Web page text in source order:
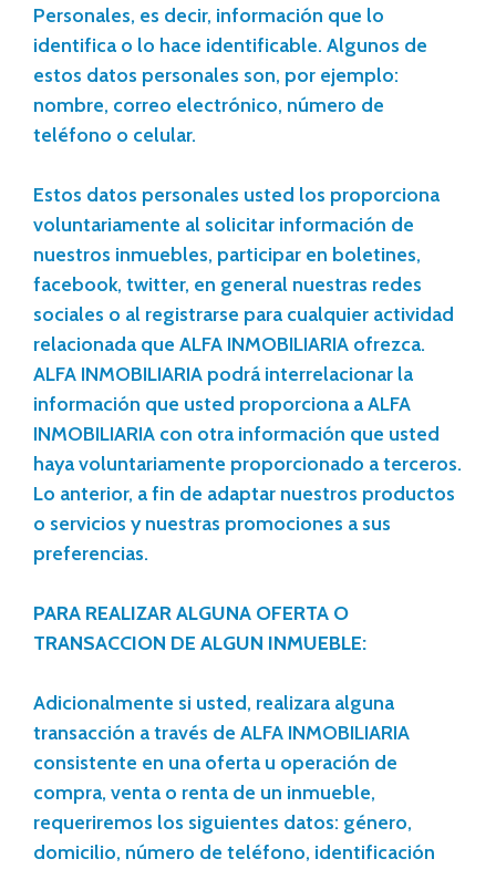
Personales, es decir, información que lo
identifica o lo hace identificable. Algunos de
estos datos personales son, por ejemplo:
nombre, correo electrónico, número de
teléfono o celular.
Estos datos personales usted los proporciona
voluntariamente al solicitar información de
nuestros inmuebles, participar en boletines,
facebook, twitter, en general nuestras redes
sociales o al registrarse para cualquier actividad
relacionada que ALFA INMOBILIARIA ofrezca.
ALFA INMOBILIARIA podrá interrelacionar la
información que usted proporciona a ALFA
INMOBILIARIA con otra información que usted
haya voluntariamente proporcionado a terceros.
Lo anterior, a fin de adaptar nuestros productos
o servicios y nuestras promociones a sus
preferencias.
PARA REALIZAR ALGUNA OFERTA O
TRANSACCION DE ALGUN INMUEBLE:
Adicionalmente si usted, realizara alguna
transacción a través de ALFA INMOBILIARIA
consistente en una oferta u operación de
compra, venta o renta de un inmueble,
requeriremos los siguientes datos: género,
domicilio, número de teléfono, identificación